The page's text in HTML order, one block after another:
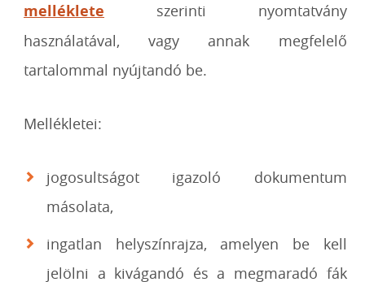
melléklete
szerinti nyomtatvány
használatával, vagy annak megfelelő
tartalommal nyújtandó be.
Mellékletei:
jogosultságot igazoló dokumentum
másolata,
ingatlan helyszínrajza, amelyen be kell
jelölni a kivágandó és a megmaradó fák